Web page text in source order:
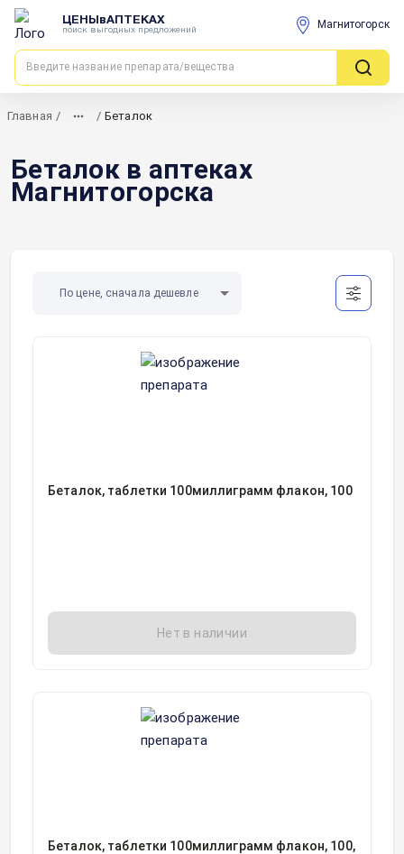
ЦЕНЫвАПТЕКАХ
поиск выгодных предложений Магнитогорск
Главная / / Беталок
Беталок в аптеках
Магнитогорска
По цене, сначала дешевле
Беталок, таблетки 100миллиграмм флакон, 100
Нет в наличии
Беталок, таблетки 100миллиграмм флакон, 100,